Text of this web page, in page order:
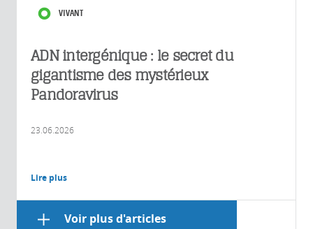
VIVANT
ADN intergénique : le secret du
gigantisme des mystérieux
Pandoravirus
23.06.2026
Lire plus
Voir plus d'articles